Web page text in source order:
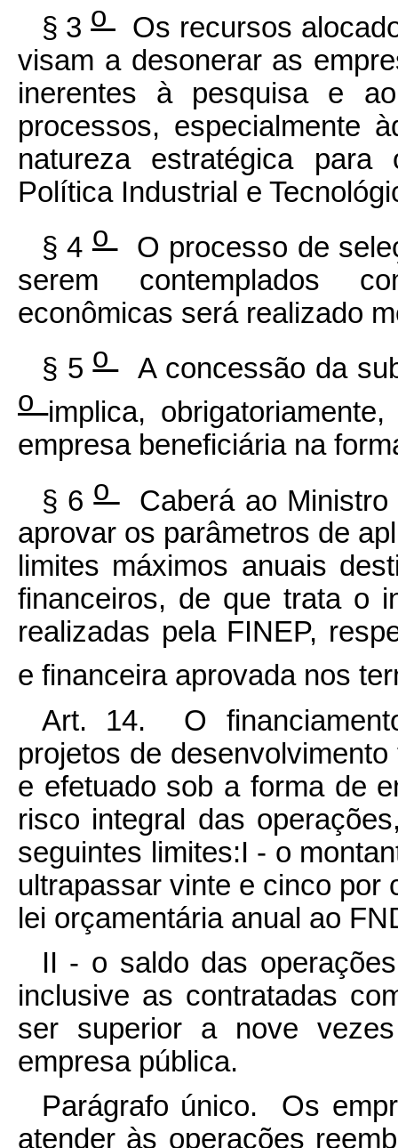
§ 3o Os recursos
visam a desonerar as
inerentes à pesquisa e
processos, especialmente
natureza estratégica
Política Industrial e
§ 4o O processo de
serem contemplados
econômicas será realizado
§ 5o A concessão da
o implica,
empresa beneficiária na
§ 6o Caberá ao Ministro
aprovar os parâmetros de
limites máximos anuais
financeiros, de que trata o
realizadas pela FINEP,
e financeira aprovada nos
Art. 14. O
projetos de
e efetuado sob a forma de
risco integral das
seguintes limites:I - o
ultrapassar vinte e cinco por
lei orçamentária anual ao
II - o saldo das
inclusive as contratadas
ser superior a nove
empresa pública.
Parágrafo único. Os
atender às operações